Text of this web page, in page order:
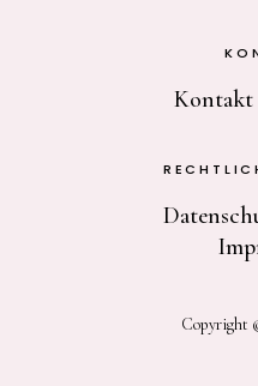
Kontakt
Copyright